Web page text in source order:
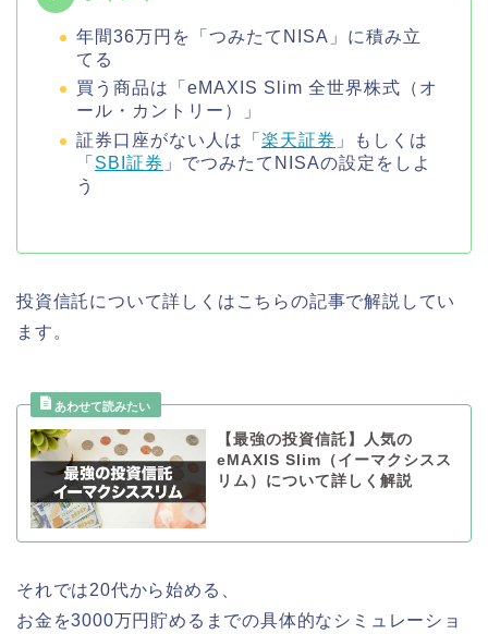
年間36万円を「つみたてNISA」に積み立
てる
買う商品は「eMAXIS Slim 全世界株式（オ
ール・カントリー）」
証券口座がない人は「 楽天証券 」もしくは
「 SBI証券 」でつみたてNISAの設定をしよ
う
投資信託について詳しくはこちらの記事で解説してい
ます。
【最強の投資信託】人気の
eMAXIS Slim（イーマクシスス
リム）について詳しく解説
それでは20代から始める、
お金を3000万円貯めるまでの具体的なシミュレーショ